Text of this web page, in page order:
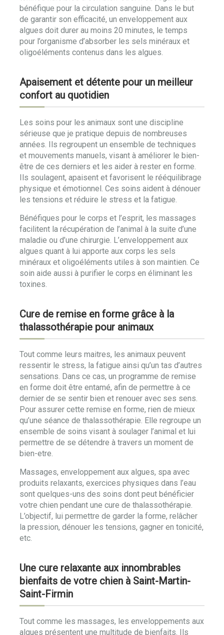
bénéfique pour la circulation sanguine. Dans le but
de garantir son efficacité, un enveloppement aux
algues doit durer au moins 20 minutes, le temps
pour l’organisme d’absorber les sels minéraux et
oligoéléments contenus dans les algues.
Apaisement et détente pour un meilleur
confort au quotidien
Les soins pour les animaux sont une discipline
sérieuse que je pratique depuis de nombreuses
années. Ils regroupent un ensemble de techniques
et mouvements manuels, visant à améliorer le bien-
être de ces derniers et les aider à rester en forme.
Ils soulagent, apaisent et favorisent le rééquilibrage
physique et émotionnel. Ces soins aident à dénouer
les tensions et réduire le stress et la fatigue.
Bénéfiques pour le corps et l’esprit, les massages
facilitent la récupération de l’animal à la suite d’une
maladie ou d’une chirurgie. L’enveloppement aux
algues quant à lui apporte aux corps les sels
minéraux et oligoéléments utiles à son maintien. Ce
soin aide aussi à purifier le corps en éliminant les
toxines.
Cure de remise en forme grâce à la
thalassothérapie pour animaux
Tout comme leurs maitres, les animaux peuvent
ressentir le stress, la fatigue ainsi qu’un tas d’autres
sensations. Dans ce cas, un programme de remise
en forme doit être entamé, afin de permettre à ce
dernier de se sentir bien et renouer avec ses sens.
Pour assurer cette remise en forme, rien de mieux
qu’une séance de thalassothérapie. Elle regroupe un
ensemble de soins visant à soulager l’animal et lui
permettre de se détendre à travers un moment de
bien-etre.
Massages, enveloppement aux algues, spa avec
produits relaxants, exercices physiques dans l’eau
sont quelques-uns des soins dont peut bénéficier
votre chien pendant une cure de thalassothérapie.
L’objectif, lui permettre de garder la forme, relâcher
la pression, dénouer les tensions, gagner en tonicité,
etc.
Une cure relaxante aux innombrables
bienfaits de votre chien à Saint-Martin-
Saint-Firmin
Tout comme les massages, les enveloppements aux
algues présentent une multitude de bienfaits. Ils